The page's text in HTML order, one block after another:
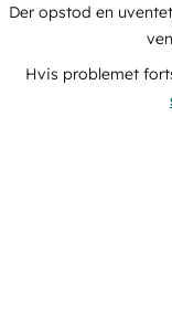
Der opstod en
Hvis problemet